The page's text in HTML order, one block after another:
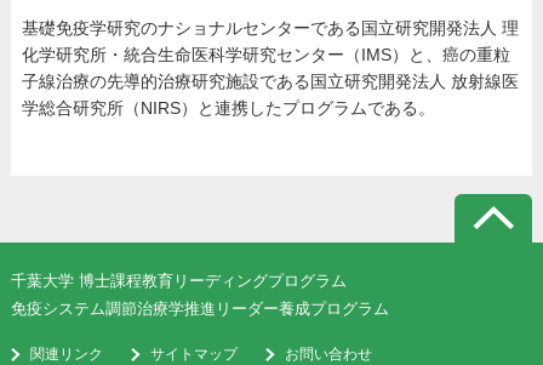
基礎免疫学研究のナショナルセンターである国立研究開発法人 理
化学研究所・統合生命医科学研究センター（IMS）と、癌の重粒
子線治療の先導的治療研究施設である国立研究開発法人 放射線医
学総合研究所（NIRS）と連携したプログラムである。
千葉大学 博士課程教育リーディングプログラム
免疫システム調節治療学推進リーダー養成プログラム
関連リンク サイトマップ お問い合わせ